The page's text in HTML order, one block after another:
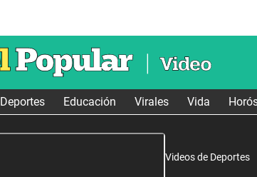
Deportes Educación Virales Vida
Videos de Deportes